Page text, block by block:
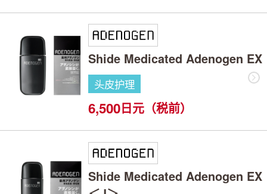
Shide Medicated Adenogen EX
头皮护理
6,500日元（税前）
Shide Medicated Adenogen EX